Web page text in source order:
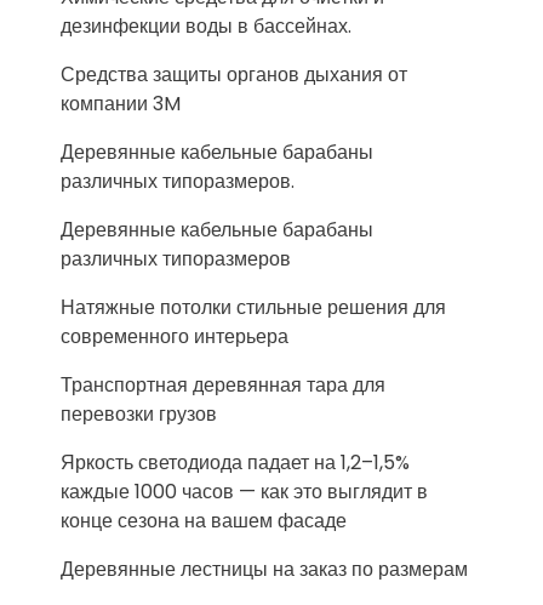
дезинфекции воды в бассейнах.
Средства защиты органов дыхания от
компании 3M
Деревянные кабельные барабаны
различных типоразмеров.
Деревянные кабельные барабаны
различных типоразмеров
Натяжные потолки стильные решения для
современного интерьера
Транспортная деревянная тара для
перевозки грузов
Яркость светодиода падает на 1,2–1,5%
каждые 1000 часов — как это выглядит в
конце сезона на вашем фасаде
Деревянные лестницы на заказ по размерам